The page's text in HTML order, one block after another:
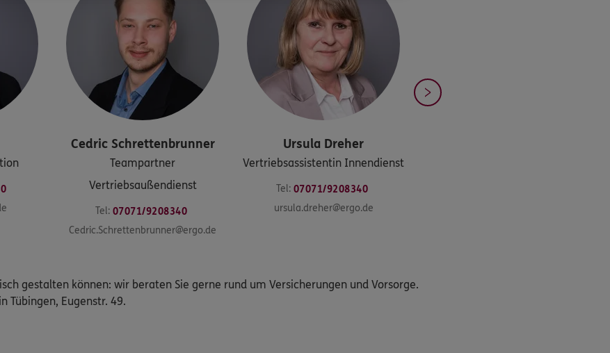
Cedric Schrettenbrunner
Teampartner
Vertriebsaußendienst
Tel: 07071/9208340
Cedric.Schrettenbrunner@ergo.de
Ursula Dreher
Vertriebsassistentin Innendienst
Tel: 07071/9208340
ursula.dreher@ergo.de
gestalten können: wir beraten Sie gerne rund um Versicherungen und Vorsorge.
Tübingen, Eugenstr. 49.